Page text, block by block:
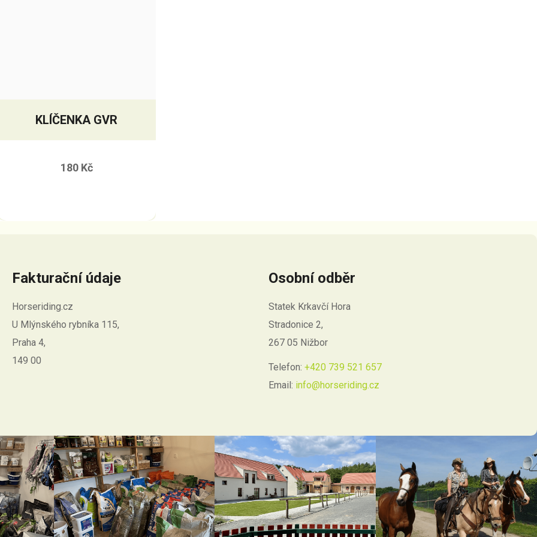
KLÍČENKA GVR
180 Kč
Fakturační údaje
Horseriding.cz
U Mlýnského rybníka 115,
Praha 4,
149 00
Osobní odběr
Statek Krkavčí Hora
Stradonice 2,
267 05 Nižbor
Telefon: +420 739 521 657
Email: info@horseriding.cz